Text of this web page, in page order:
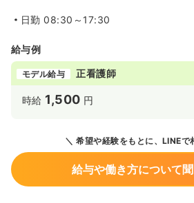
日勤 08:30～17:30
給与例
モデル給与 正看護師
時給 1,500 円
希望や経験をもとに、LINEで
給与や働き方について